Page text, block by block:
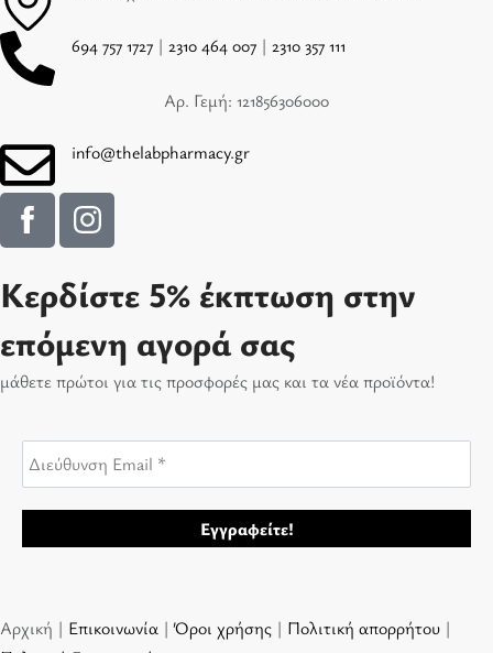
694 757 1727 | 2310 464 007 | 2310 357 111
Αρ. Γεμή: 121856306000
info@thelabpharmacy.gr
Κερδίστε 5% έκπτωση στην
επόμενη αγορά σας
μάθετε πρώτοι για τις προσφορές μας και τα νέα προϊόντα!
Αρχική | Επικοινωνία |Όροι χρήσης | Πολιτική απορρήτου |